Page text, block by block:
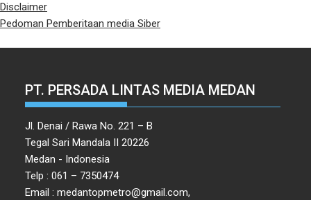
Disclaimer
Pedoman Pemberitaan media Siber
PT. PERSADA LINTAS MEDIA MEDAN
Jl. Denai / Rawa No. 221 – B
Tegal Sari Mandala II 20226
Medan - Indonesia
Telp : 061 – 7350474
Email : medantopmetro@gmail.com,